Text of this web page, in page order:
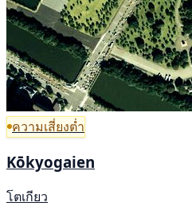
ความเสี่ยงต่ำ
Kōkyogaien
โตเกียว